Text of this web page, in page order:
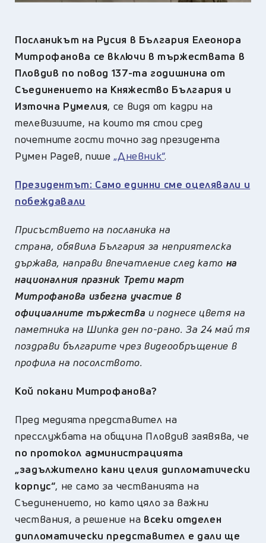
Посланикът на Русия в България Елеонора
Митрофанова се включи в тържествата в
Пловдив по повод 137-та годишнина от
Съединението на Княжество България и
Източна Румелия, се видя от кадри на
телевизиите, на които тя стои сред
почетните гости точно зад президента
Румен Радев, пише „Дневник“.
Президентът: Само единни сме оцелявали и
побеждавали
Присъствието на посланика на
страна, обявила България за неприятелска
държава, направи впечатление след като на
националния празник Трети март
Митрофанова избегна участие в
официалните тържества и поднесе цветя на
паметника на Шипка ден по-рано. За 24 май тя
поздрави българите чрез видеообръщение в
профила на посолството.
Кой покани Митрофанова?
Пред медията представител на
пресслужбата на община Пловдив заявява, че
по протокол администрацията
„задължително кани целия дипломатически
корпус“, не само за честванията на
Съединението, но като цяло за важни
чествания, а решение на всеки отделен
дипломатически представител е дали ще